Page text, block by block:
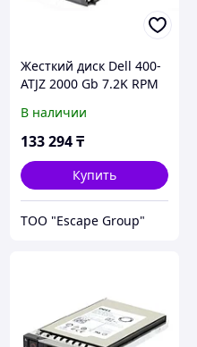
Жесткий диск Dell 400-
ATJZ 2000 Gb 7.2K RPM
Hot-plug Hard Drive CK,
14G
В наличии
133 294₸
Купить
ТОО "Escape Group"